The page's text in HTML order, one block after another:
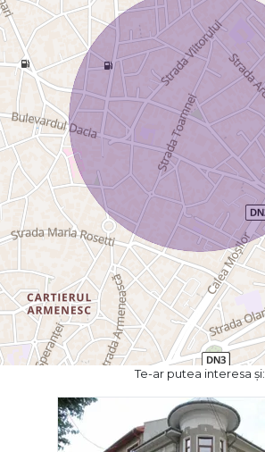
Te-ar putea interesa și: